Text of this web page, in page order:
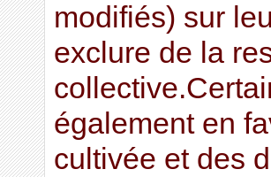
modifiés) sur
exclure de la
également en
cultivée et des